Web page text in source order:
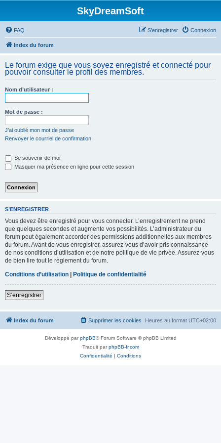
SkyDreamSoft
FAQ Connexion
S’enregistrer
Index du forum
Le forum exige que vous soyez enregistré et connecté pour
pouvoir consulter le profil des membres.
Nom d’utilisateur :
Mot de passe :
J’ai oublié mon mot de passe
Renvoyer le courriel de confirmation
Se souvenir de moi
Masquer ma présence en ligne pour cette session
S’ENREGISTRER
Vous devez être enregistré pour vous connecter. L’enregistrement ne prend
que quelques secondes et augmente vos possibilités. L’administrateur du
forum peut également accorder des permissions additionnelles aux membres
du forum. Avant de vous enregistrer, assurez-vous d’avoir pris connaissance
de nos conditions d’utilisation et de notre politique de vie privée. Assurez-vous
de bien lire tout le règlement du forum.
Conditions d’utilisation | Politique de confidentialité
S’enregistrer
Index du forum Heures au format UTC+02:00
Supprimer les cookies
Développé parphpBB® Forum Software © phpBB Limited
Traduit parphpBB-fr.com
Confidentialité | Conditions